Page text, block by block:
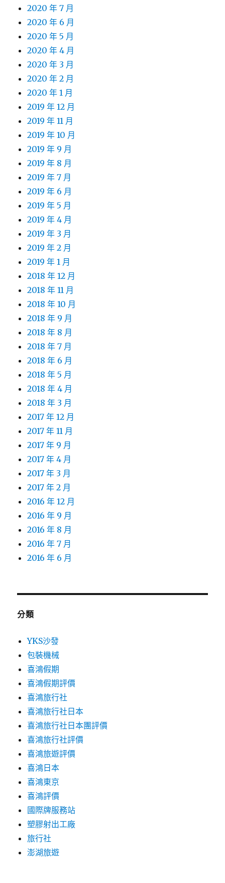
2020 年 7 月
2020 年 6 月
2020 年 5 月
2020 年 4 月
2020 年 3 月
2020 年 2 月
2020 年 1 月
2019 年 12 月
2019 年 11 月
2019 年 10 月
2019 年 9 月
2019 年 8 月
2019 年 7 月
2019 年 6 月
2019 年 5 月
2019 年 4 月
2019 年 3 月
2019 年 2 月
2019 年 1 月
2018 年 12 月
2018 年 11 月
2018 年 10 月
2018 年 9 月
2018 年 8 月
2018 年 7 月
2018 年 6 月
2018 年 5 月
2018 年 4 月
2018 年 3 月
2017 年 12 月
2017 年 11 月
2017 年 9 月
2017 年 4 月
2017 年 3 月
2017 年 2 月
2016 年 12 月
2016 年 9 月
2016 年 8 月
2016 年 7 月
2016 年 6 月
分類
YKS沙發
包裝機械
喜鴻假期
喜鴻假期評價
喜鴻旅行社
喜鴻旅行社日本
喜鴻旅行社日本團評價
喜鴻旅行社評價
喜鴻旅遊評價
喜鴻日本
喜鴻東京
喜鴻評價
國際牌服務站
塑膠射出工廠
旅行社
澎湖旅遊